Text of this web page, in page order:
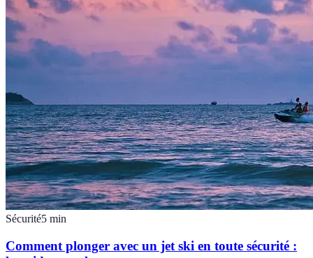
Sécurité5 min
Comment plonger avec un jet ski en toute sécurité :